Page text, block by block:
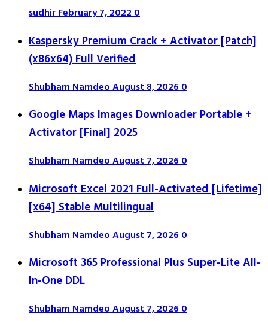
sudhirFebruary 7, 20220
Kaspersky Premium Crack + Activator [Patch]
(x86x64) Full Verified
Shubham NamdeoAugust 8, 20260
Google Maps Images Downloader Portable +
Activator [Final] 2025
Shubham NamdeoAugust 7, 20260
Microsoft Excel 2021 Full-Activated [Lifetime]
[x64] Stable Multilingual
Shubham NamdeoAugust 7, 20260
Microsoft 365 Professional Plus Super-Lite All-
In-One DDL
Shubham NamdeoAugust 7, 20260